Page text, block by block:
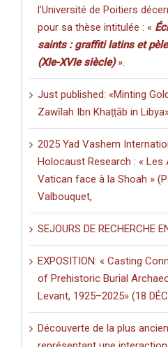
l’Université de Poitiers
pour sa thèse intitulée : «
saints : graffiti latins et
(XIe-XVIe siècle)».
Just published: «Minting
Zawīlah Ibn Khaṭṭāb in
2025 Yad Vashem
Holocaust Research : « Les
Vatican face à la Shoah »
Valbouquet,
SEJOURS DE RECHERCHE
EXPOSITION: « Casting
of Prehistoric Burial
Levant, 1925–2025» (18
Découverte de la plus